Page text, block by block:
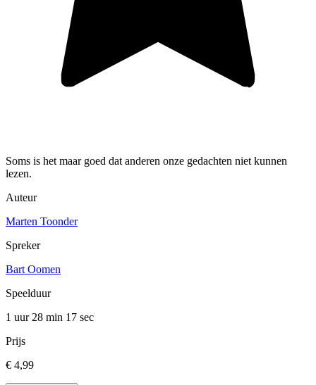
Soms is het maar goed dat anderen onze gedachten niet kunnen
lezen.
Auteur
Marten Toonder
Spreker
Bart Oomen
Speelduur
1 uur 28 min 17 sec
Prijs
€ 4,99